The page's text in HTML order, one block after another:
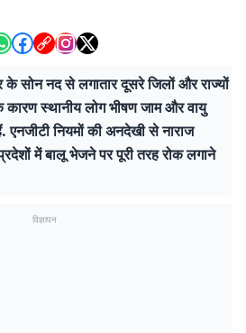
नद से लगातार दूसरे जिलों और राज्यों
स्थानीय लोग भीषण जाम और वायु
नियमों की अनदेखी से नाराज
में बालू भेजने पर पूरी तरह रोक लगाने
विज्ञापन